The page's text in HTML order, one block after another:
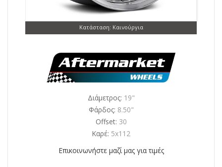
Κατάσταση: Καινούργια
Διάμετρος: 19"
Φάρδος: 8.50"
Offset: 30
Καρέ: 5x112
Επικοινωνήστε μαζί μας για τιμές